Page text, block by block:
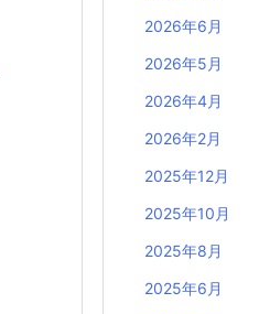
2026年6月
2026年5月
2026年4月
2026年2月
2025年12月
2025年10月
2025年8月
2025年6月